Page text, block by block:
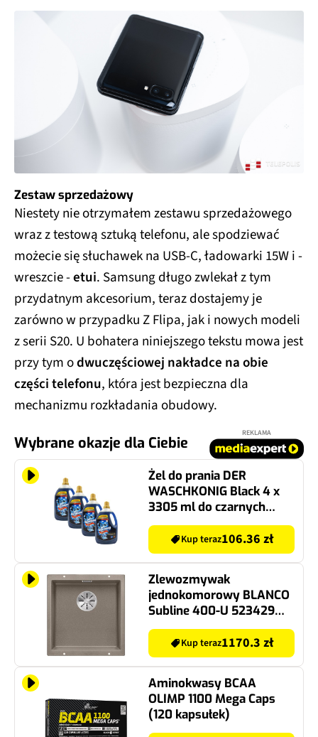
Zestaw sprzedażowy
Niestety nie otrzymałem zestawu sprzedażowego
wraz z testową sztuką telefonu, ale spodziewać
możecie się słuchawek na USB-C, ładowarki 15W i -
wreszcie -etui. Samsung długo zwlekał z tym
przydatnym akcesorium, teraz dostajemy je
zarówno w przypadku Z Flipa, jak i nowych modeli
z serii S20. U bohatera niniejszego tekstu mowa jest
przy tym odwuczęściowej nakładce na obie
części telefonu, która jest bezpieczna dla
mechanizmu rozkładania obudowy.
Wybrane okazje dla Ciebie
REKLAMA
Żel do prania DER
WASCHKONIG Black 4 x
3305 ml do czarnych
tkanin
Kup teraz106.36 zł
Zlewozmywak
jednokomorowy BLANCO
Subline 400-U 523429
Tartufo 46 x 43
Kup teraz1170.3 zł
Aminokwasy BCAA
OLIMP 1100 Mega Caps
(120 kapsułek)